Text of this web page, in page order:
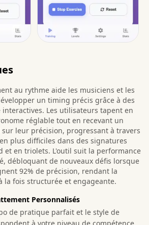
au rythme aide les musiciens et les
un timing précis grâce à des
Les utilisateurs tapent en
réglable tout en recevant un
leur précision, progressant à travers
plus difficiles dans des signatures
et en triolets. L'outil suit la performance
débloquant de nouveaux défis lorsque
92% de précision, rendant la
la fois structurée et engageante.
Personnalisés
de pratique parfait et le style de